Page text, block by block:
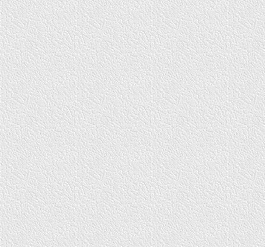
— В последнее время государство много денег вкладывает в
разве не дает возможности менять ситуацию быстрее? Как вы ее
исправляете?
— Достаточно денег выделяется для сборных команд. Благодаря
тех, кто входит в круг кандидатов в сборную, плавание является
профессиональным видом спорта, есть зарплаты, стипендии и
уже прогресс. Но в возрасте от 14 до 18 лет у нас, можно сказать,
течение трех лет мы проводим селекционные сборы для ребят 12–13
Китае такие мероприятия проводят уже с шестилетками) и их
сборов на 2–3 недели с двухразовыми тренировками в бассейне,
методическими занятиями для тренеров и «домашними заданиями»
подопечных. Эту работу государство финансировать уже не может.
Собственными силами, расходуя примерно 30 млн рублей, мы
300 человек в год, а надо хотя бы тысячу. В этом году будут приняты
требования к содержанию тренировочного процесса в детских
Эта работа не может не дать результата.
— Долго ли ждать плодов?
— От момента, когда 12-летний ребенок заходит в бассейн, до
серьезных результатов проходит восемь лет, если это гений, то пять.